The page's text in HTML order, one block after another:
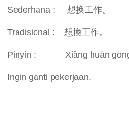
Sederhana : 想换工作。
Tradisional : 想換工作。
Pinyin : Xiǎng huàn
Ingin ganti pekerjaan.